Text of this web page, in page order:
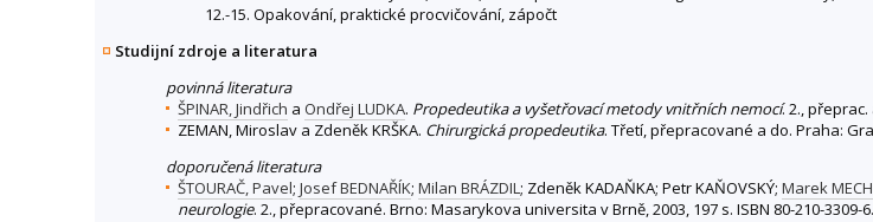
12.-15. Opakování, praktické procvičování, zápočt
Studijní zdroje a literatura
povinná literatura
ŠPINAR, Jindřich a Ondřej LUDKA. Propedeutika a vyšetřovací metody vnitřních nemocí. 2., přeprac.
ZEMAN, Miroslav a Zdeněk KRŠKA. Chirurgická propedeutika. Třetí, přepracované a do. Praha:
doporučená literatura
ŠTOURAČ, Pavel; Josef BEDNAŘÍK; Milan BRÁZDIL; Zdeněk KADAŇKA; Petr KAŇOVSKÝ; Marek
neurologie. 2., přepracované. Brno: Masarykova universita v Brně, 2003, 197 s. ISBN 80-210-3309-6.